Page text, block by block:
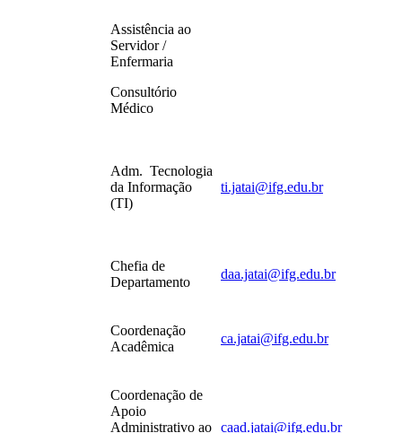
Assistência ao
Servidor /
Enfermaria
Consultório
Médico
Adm. Tecnologia
da Informação
(TI)
ti.jatai@ifg.edu.br
Chefia de
Departamento
daa.jatai@ifg.edu.br
Coordenação
Acadêmica
ca.jatai@ifg.edu.br
Coordenação de
Apoio
Administrativo ao caad.jatai@ifg.edu.br